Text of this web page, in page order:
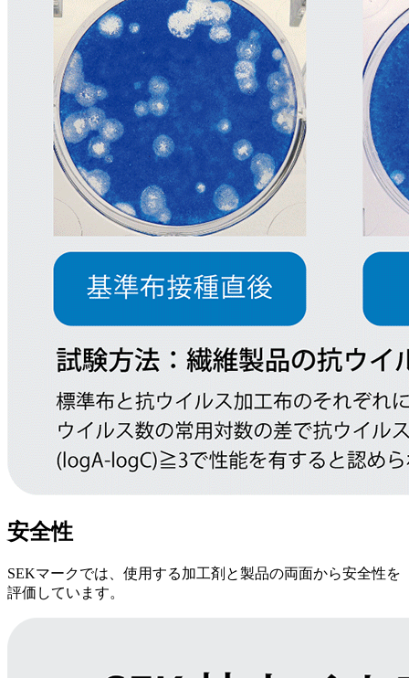
安全性
SEKマークでは、使用する加工剤と製品の両面から安全性を
評価しています。